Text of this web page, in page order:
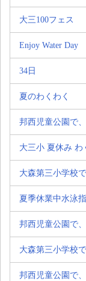
大三100フェス
Enjoy Water Day
34日
夏のわくわく
邦西児童公園で
大三小 夏休み
大森第三小学校
夏季休業中水泳
邦西児童公園で
大森第三小学校
邦西児童公園で